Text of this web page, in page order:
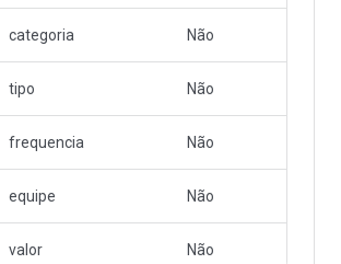
categoria Não
tipo Não
frequencia Não
equipe Não
valor Não